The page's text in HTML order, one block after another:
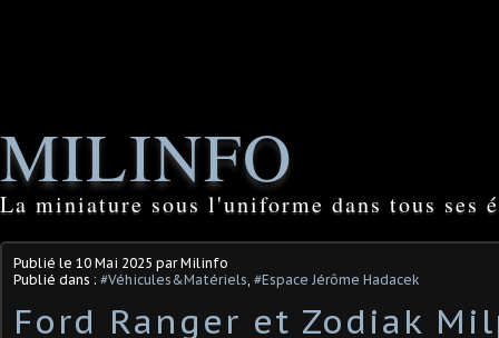
MILINFO
La miniature sous l'uniforme dans tous ses
Publié le 10 Mai 2025 par Milinfo
Publié dans : #Véhicules&Matériels, #Espace Jérôme Hadacek
Ford Ranger et Zodiak